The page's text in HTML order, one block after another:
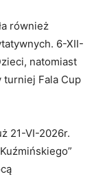
również
6-XII-
natomiast
Fala Cup
21-VI-2026r.